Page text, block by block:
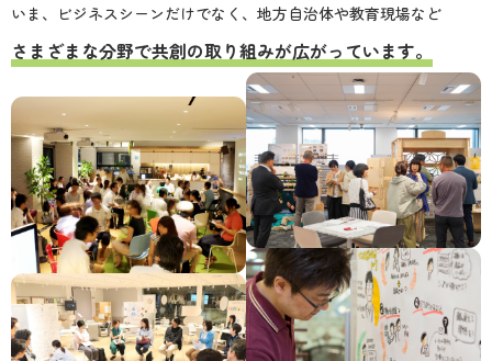
いま、ビジネスシーンだけでなく、地方自治体や教育現場など
さまざまな分野で共創の取り組みが広がっています。